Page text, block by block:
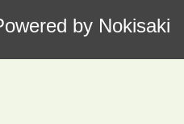
by Nokisaki